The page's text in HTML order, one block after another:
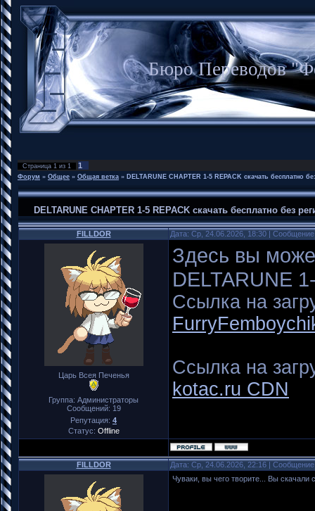
Бюро Переводов
Страница 1 из 1 1
Форум » Общее » Общая ветка » DELTARUNE CHAPTER 1-5 REPACK скачать бесплатно
DELTARUNE CHAPTER 1-5 REPACK скачать бесплатно без
FILLDOR Дата: Ср, 24.06.2026, 18:30 |
Царь Всея Печенья
Группа: Администраторы
Сообщений: 19
Репутация: 4
Статус: Offline
Здесь вы
DELTARUNE
Ссылка на
Ссылка на
kotac.ru CDN
FILLDOR Дата: Ср, 24.06.2026, 22:16 |
Чуваки, вы чего творите... Вы скачали